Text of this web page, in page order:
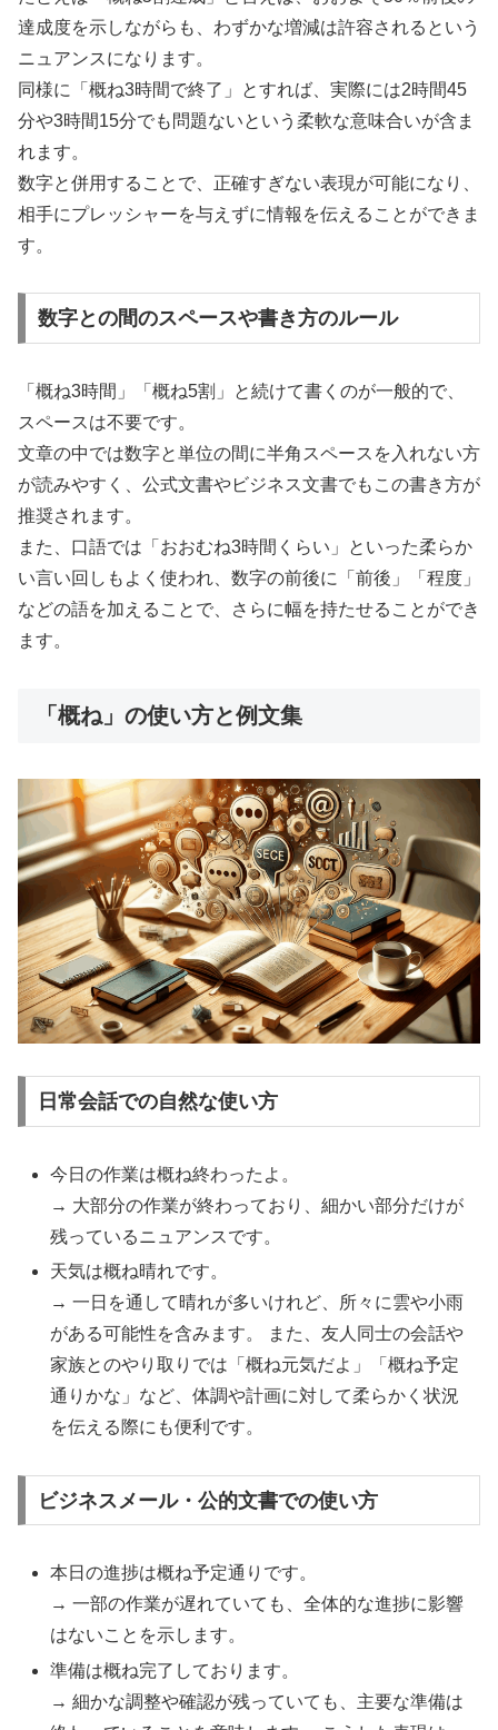
達成度を示しながらも、わずかな増減は許容されるという
ニュアンスになります。
同様に「概ね3時間で終了」とすれば、実際には2時間45
分や3時間15分でも問題ないという柔軟な意味合いが含ま
れます。
数字と併用することで、正確すぎない表現が可能になり、
相手にプレッシャーを与えずに情報を伝えることができま
す。
数字との間のスペースや書き方のルール
「概ね3時間」「概ね5割」と続けて書くのが一般的で、
スペースは不要です。
文章の中では数字と単位の間に半角スペースを入れない方
が読みやすく、公式文書やビジネス文書でもこの書き方が
推奨されます。
また、口語では「おおむね3時間くらい」といった柔らか
い言い回しもよく使われ、数字の前後に「前後」「程度」
などの語を加えることで、さらに幅を持たせることができ
ます。
「概ね」の使い方と例文集
日常会話での自然な使い方
今日の作業は概ね終わったよ。
→ 大部分の作業が終わっており、細かい部分だけが
残っているニュアンスです。
天気は概ね晴れです。
→ 一日を通して晴れが多いけれど、所々に雲や小雨
がある可能性を含みます。 また、友人同士の会話や
家族とのやり取りでは「概ね元気だよ」「概ね予定
通りかな」など、体調や計画に対して柔らかく状況
を伝える際にも便利です。
ビジネスメール・公的文書での使い方
本日の進捗は概ね予定通りです。
→ 一部の作業が遅れていても、全体的な進捗に影響
はないことを示します。
準備は概ね完了しております。
→ 細かな調整や確認が残っていても、主要な準備は